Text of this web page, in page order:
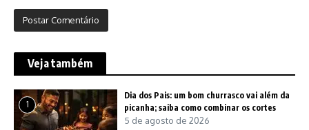
Veja também
1
Dia dos Pais: um bom churrasco vai além da
picanha; saiba como combinar os cortes
5 de agosto de 2026